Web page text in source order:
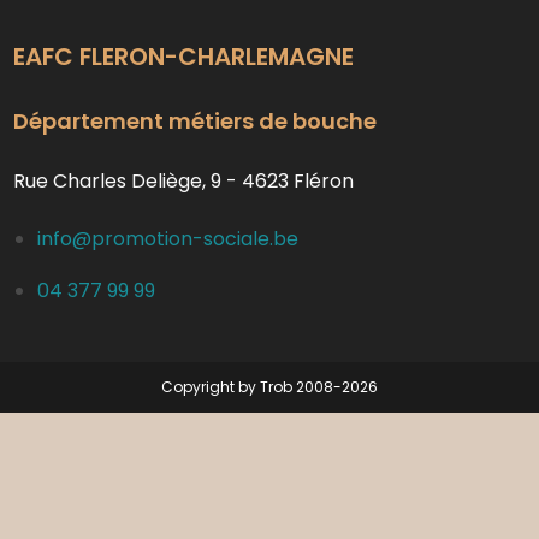
EAFC FLERON-CHARLEMAGNE
Département métiers de bouche
Rue Charles Deliège, 9 - 4623 Fléron
info@promotion-sociale.be
04 377 99 99
Copyright by Trob 2008-2026